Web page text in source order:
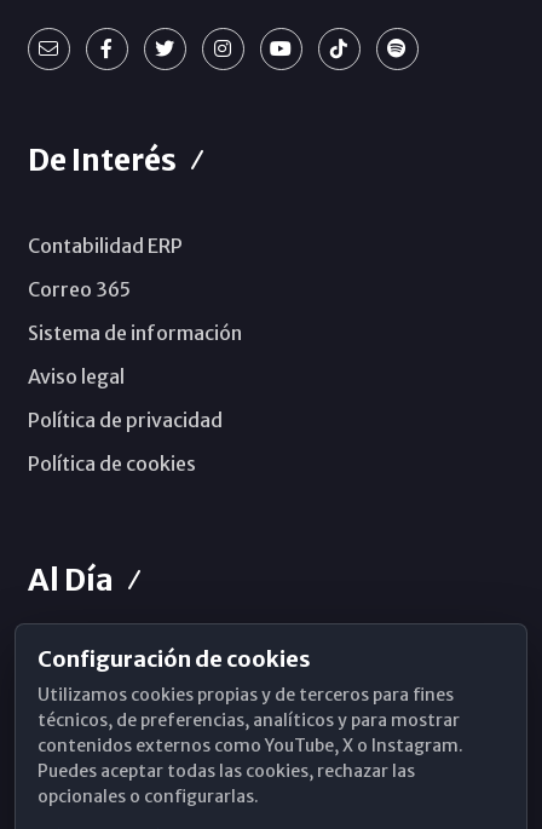
De Interés
Contabilidad ERP
Correo 365
Sistema de información
Aviso legal
Política de privacidad
Política de cookies
Al Día
Horarios de Misa
Hemeroteca
WhatsApp
Configuración de cookies
Utilizamos cookies propias y de terceros para fines
técnicos, de preferencias, analíticos y para mostrar
contenidos externos como YouTube, X o Instagram.
Puedes aceptar todas las cookies, rechazar las
opcionales o configurarlas.